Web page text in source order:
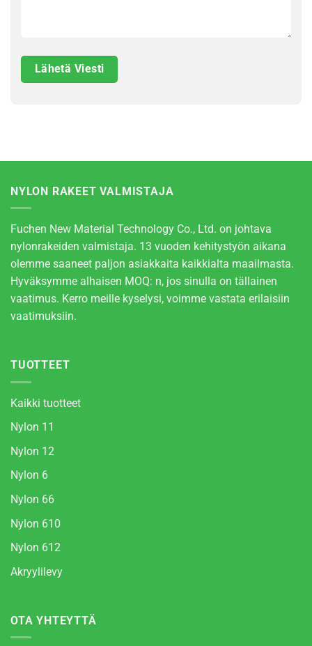
NYLON RAKEET VALMISTAJA
Fuchen New Material Technology Co., Ltd. on johtava
nylonrakeiden valmistaja. 13 vuoden kehitystyön aikana
olemme saaneet paljon asiakkaita kaikkialta maailmasta.
Hyväksymme alhaisen MOQ: n, jos sinulla on tällainen
vaatimus. Kerro meille kyselysi, voimme vastata erilaisiin
vaatimuksiin.
TUOTTEET
Kaikki tuotteet
Nylon 11
Nylon 12
Nylon 6
Nylon 66
Nylon 610
Nylon 612
Akryylilevy
OTA YHTEYTTÄ